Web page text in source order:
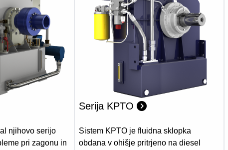
Reference
njihovo serijo
pri zagonu in
Serija KPTO
Sistem KPTO je fluidna sklopka
obdana v ohišje pritrjeno na diesel